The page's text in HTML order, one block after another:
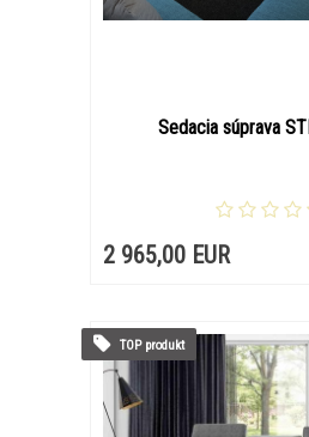
Sedacia súprava
2 965,00 EUR
TOP produkt